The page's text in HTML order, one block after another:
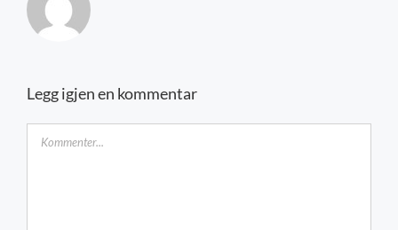
Legg igjen en kommentar